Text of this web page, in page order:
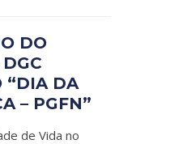
DO
“DIA DA
– PGFN”
de Vida no